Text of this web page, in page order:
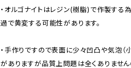
・オルゴナイトはレジン(樹脂)で作製する
過で黄変する可能性があります。
・手作りですので表面に少々凹凸や気泡（
がありますが品質上問題は全くありません